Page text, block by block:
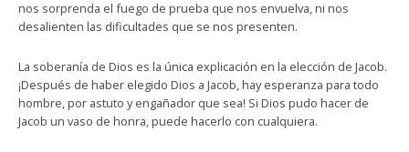
nos sorprenda el fuego de prueba que nos envuelva, ni nos
desalienten las dificultades que se nos presenten.
La soberanía de Dios es la única explicación en la elección de Jacob.
¡Después de haber elegido Dios a Jacob, hay esperanza para todo
hombre, por astuto y engañador que sea! Si Dios pudo hacer de
Jacob un vaso de honra, puede hacerlo con cualquiera.